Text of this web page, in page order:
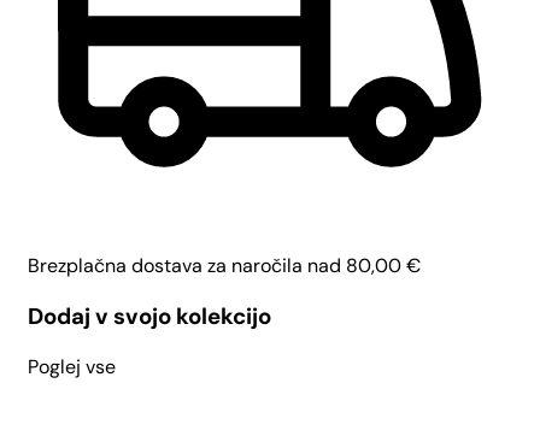
Brezplačna dostava za naročila nad 80,00€
Dodaj v svojo kolekcijo
Poglej vse